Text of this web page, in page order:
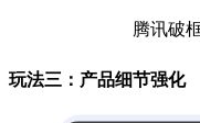
腾讯破
玩法三：产品细节强化